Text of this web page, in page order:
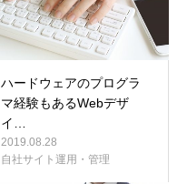
ハードウェアのプログラ
マ経験もあるWebデザ
イ…
2019.08.28
自社サイト運用・管理